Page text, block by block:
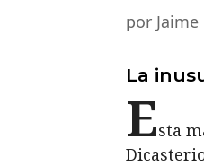
por
La
Esta